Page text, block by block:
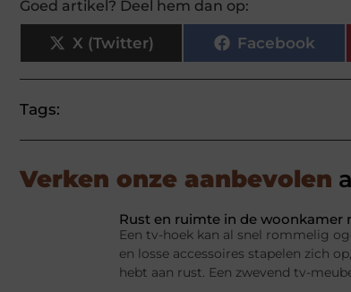
Goed artikel? Deel hem dan op:
X (Twitter) Facebook
Tags:
Verken onze aanbevolen
Rust en ruimte in de woonkamer
Een tv-hoek kan al snel rommelig
en losse accessoires stapelen zich
hebt aan rust. Een zwevend tv-